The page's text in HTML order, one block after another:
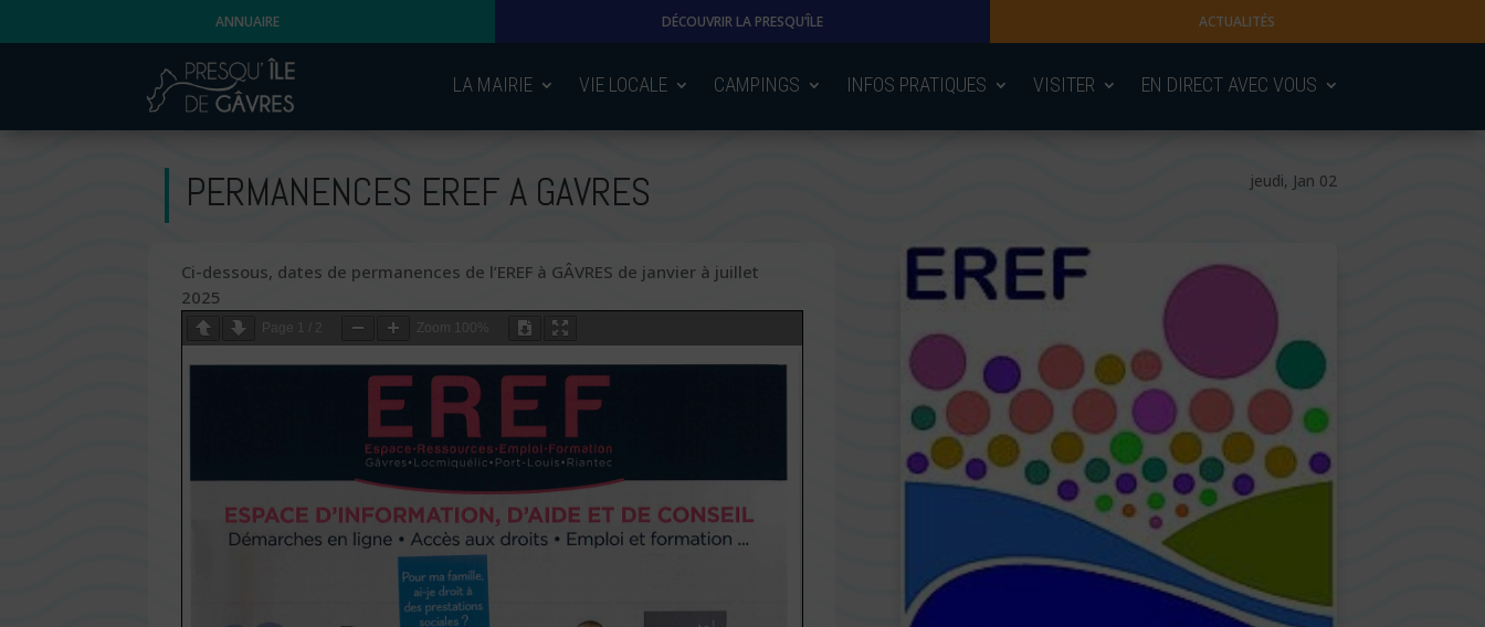
ANNUAIRE DÉCOUVRIR LA PRESQU’ÎLE ACTUALITÉS
LA MAIRIE VIE LOCALE CAMPINGS INFOS PRATIQUES VISITER EN DIRECT AVEC VOUS
PERMANENCES EREF A GAVRES jeudi, Jan 02
Ci-dessous, dates de permanences de l’EREF à GÂVRES de janvier à juillet
2025
Page 2 Zoom